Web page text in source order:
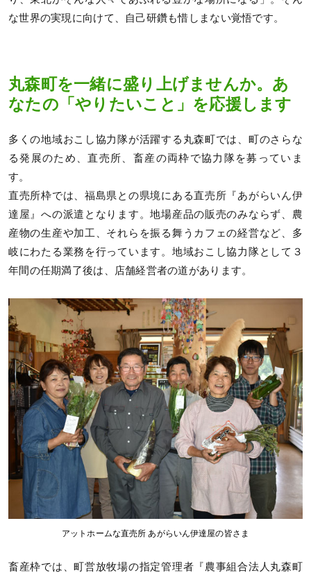
な世界の実現に向けて、自己研鑽も惜しまない覚悟です。
丸森町を一緒に盛り上げませんか。あ
なたの「やりたいこと」を応援します
多くの地域おこし協力隊が活躍する丸森町では、町のさらな
る発展のため、直売所、畜産の両枠で協力隊を募っていま
す。
直売所枠では、福島県との県境にある直売所『あがらいん伊
達屋』への派遣となります。地場産品の販売のみならず、農
産物の生産や加工、それらを振る舞うカフェの経営など、多
岐にわたる業務を行っています。地域おこし協力隊として３
年間の任期満了後は、店舗経営者の道があります。
アットホームな直売所 あがらいん伊達屋の皆さま
畜産枠では、町営放牧場の指定管理者『農事組合法人丸森町